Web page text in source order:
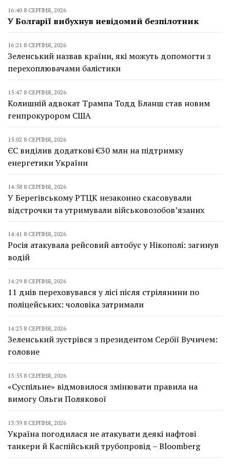
16:40 8 СЕРПНЯ, 2026
У Болгарії вибухнув невідомий безпілотник
16:21 8 СЕРПНЯ, 2026
Зеленський назвав країни, які можуть допомогти з
перехоплювачами балістики
15:47 8 СЕРПНЯ, 2026
Колишній адвокат Трампа Тодд Бланш став новим
генпрокурором США
15:02 8 СЕРПНЯ, 2026
ЄС виділив додаткові €30 млн на підтримку
енергетики України
14:58 8 СЕРПНЯ, 2026
У Берегівському РТЦК незаконно скасовували
відстрочки та утримували військовозобов’язаних
14:41 8 СЕРПНЯ, 2026
Росія атакувала рейсовий автобус у Нікополі: загинув
водій
14:29 8 СЕРПНЯ, 2026
11 днів переховувався у лісі після стрілянини по
поліцейських: чоловіка затримали
14:23 8 СЕРПНЯ, 2026
Зеленський зустрівся з президентом Сербії Вучичем:
головне
13:55 8 СЕРПНЯ, 2026
«Суспільне» відмовилося змінювати правила на
вимогу Ольги Полякової
13:39 8 СЕРПНЯ, 2026
Україна погодилася не атакувати деякі нафтові
танкери й Каспійський трубопровід – Bloomberg